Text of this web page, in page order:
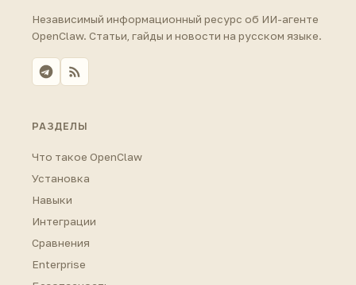
Независимый информационный ресурс об ИИ-агенте
OpenClaw. Статьи, гайды и новости на русском языке.
РАЗДЕЛЫ
Что такое OpenClaw
Установка
Навыки
Интеграции
Сравнения
Enterprise